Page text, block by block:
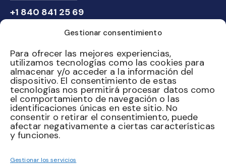
Gestionar consentimiento
Para ofrecer las mejores experiencias,
utilizamos tecnologías como las cookies para
almacenar y/o acceder a la información del
dispositivo. El consentimiento de estas
tecnologías nos permitirá procesar datos como
el comportamiento de navegación o las
identificaciones únicas en este sitio. No
consentir o retirar el consentimiento, puede
afectar negativamente a ciertas características
y funciones.
Gestionar los servicios
+1 840 841 25 69
Instagram Facebook
Newsletter
[mc4wp_form id="461" element_id="style-9"]